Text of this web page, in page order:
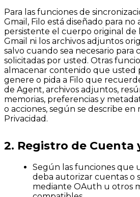
Para las funciones de
Gmail, Filo está diseñado para
persistente el cuerpo original de
Gmail ni los archivos adjuntos
salvo cuando sea necesario para
solicitadas por usted. Otras
almacenar contenido que usted
genere o pida a Filo que
de Agent, archivos adjuntos,
memorias, preferencias y
o acciones, según se describe
Privacidad.
2. Registro de Cuenta
Según las funciones que
deba autorizar cuentas o
mediante OAuth u otros